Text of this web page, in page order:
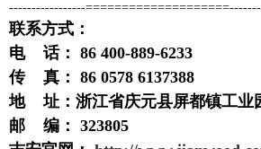
-----------------
联系方式：
电 话： 86 400-889-6233
传 真： 86 0578 6137388
地 址：浙江省庆元县屏都镇工业
邮 编： 323805